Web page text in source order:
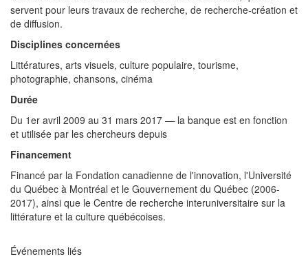
servent pour leurs travaux de recherche, de recherche-création et
de diffusion.
Disciplines concernées
Littératures, arts visuels, culture populaire, tourisme,
photographie, chansons, cinéma
Durée
Du 1er avril 2009 au 31 mars 2017 — la banque est en fonction
et utilisée par les chercheurs depuis
Financement
Financé par la Fondation canadienne de l'innovation, l'Université
du Québec à Montréal et le Gouvernement du Québec (2006-
2017), ainsi que le Centre de recherche interuniversitaire sur la
littérature et la culture québécoises.
Événements liés